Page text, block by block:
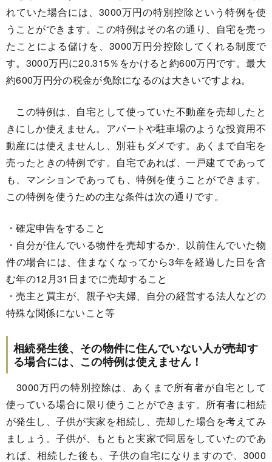
れていた場合には、3000万円の特別控除という特例を使
うことができます。この特例はその名の通り、自宅を売っ
たことによる儲けを、3000万円分控除してくれる制度で
す。3000万円に20.315％をかけると約600万円です。最大
約600万円分の税金が免除になるのは大きいですよね。
この特例は、自宅として使っていた不動産を売却したと
きにしか使えません。アパートや駐車場のような投資用不
動産には使えませんし、別荘もダメです。あくまで自宅を
売ったときの特例です。自宅であれば、一戸建てであって
も、マンションであっても、特例を使うことができます。
この特例を使うための主な条件は次の通りです。
・確定申告をすること
・自分が住んでいる物件を売却するか、以前住んでいた物
件の場合には、住まなくなってから3年を経過した日を含
む年の12月31日までに売却すること
・売主と買主が、親子や夫婦、自分の経営する法人などの
特殊な関係にないこと等
相続発生後、その物件に住んでいない人が売却す
る場合には、この特例は使えません！
3000万円の特別控除は、あくまで所有者が自宅として
使っている場合に限り使うことができます。所有者に相続
が発生し、子供が実家を相続し、売却した場合を考えてみ
ましょう。子供が、もともと実家で同居をしていたのであ
れば、相続した後も、子供の自宅になりますので、3000